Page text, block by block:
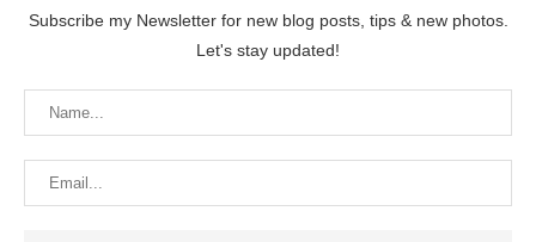
Subscribe my Newsletter for new blog posts, tips & new photos.
Let's stay updated!